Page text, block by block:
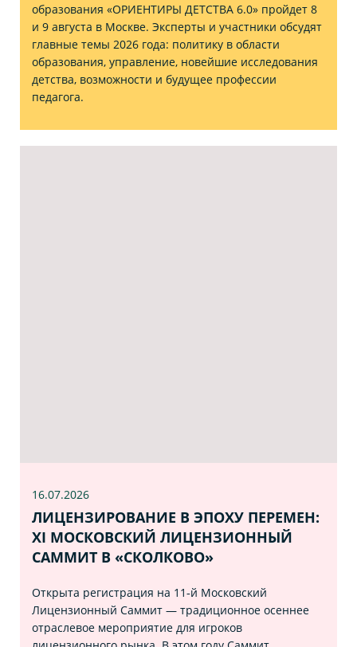
образования «ОРИЕНТИРЫ ДЕТСТВА 6.0» пройдет 8
и 9 августа в Москве. Эксперты и участники обсудят
главные темы 2026 года: политику в области
образования, управление, новейшие исследования
детства, возможности и будущее профессии
педагога.
16.07.2026
ЛИЦЕНЗИРОВАНИЕ В ЭПОХУ ПЕРЕМЕН:
XI МОСКОВСКИЙ ЛИЦЕНЗИОННЫЙ
САММИТ В «СКОЛКОВО»
Открыта регистрация на 11‑й Московский
Лицензионный Саммит — традиционное осеннее
отраслевое мероприятие для игроков